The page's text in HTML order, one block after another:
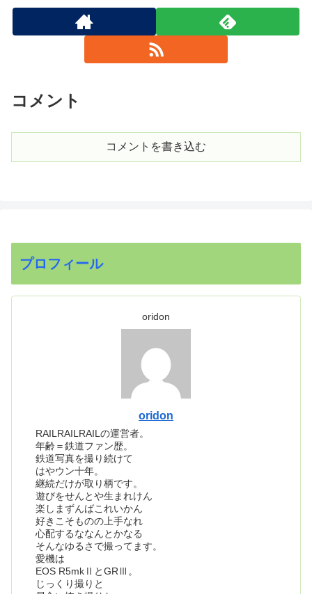
コメント
コメントを書き込む
プロフィール
oridon
oridon
RAILRAILRAILの運営者。
年齢＝鉄道ファン歴。
鉄道写真を撮り続けて
はやウン十年。
継続だけが取り柄です。
遊びをせんとや生まれけん
楽しまずんばこれいかん
好きこそものの上手なれ
心配するななんとかなる
そんなゆるさで撮ってます。
愛機は
EOS R5mkⅡとGRⅢ。
じっくり撮りと